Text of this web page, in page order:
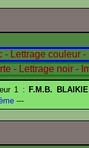
1 :
F.M.B.
---